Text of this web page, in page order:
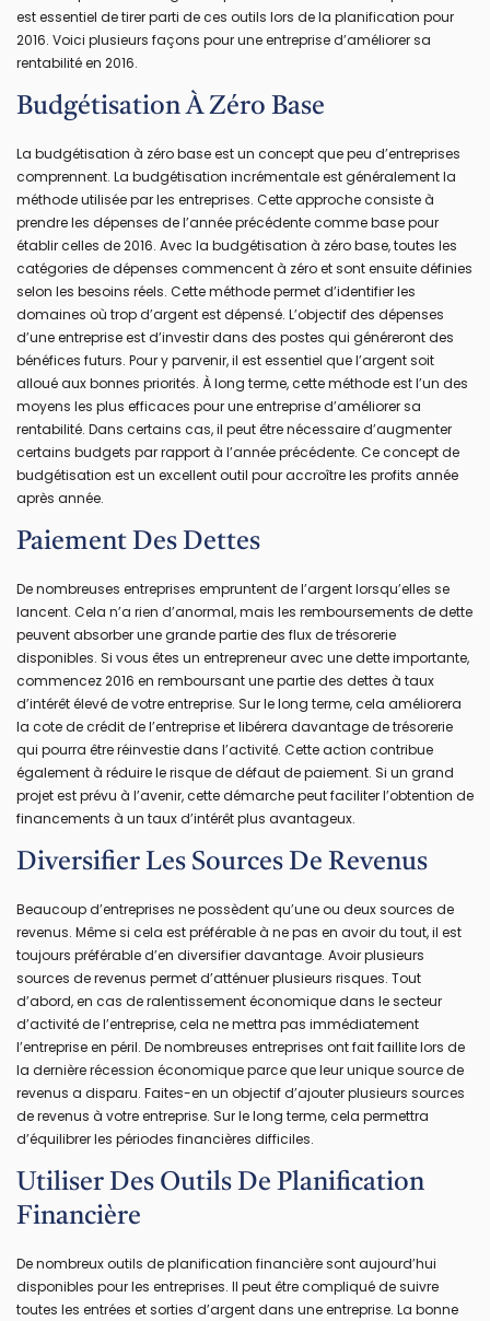
est essentiel de tirer parti de ces outils lors de la planification pour
2016. Voici plusieurs façons pour une entreprise d’améliorer sa
rentabilité en 2016.
Budgétisation À Zéro Base
La budgétisation à zéro base est un concept que peu d’entreprises
comprennent. La budgétisation incrémentale est généralement la
méthode utilisée par les entreprises. Cette approche consiste à
prendre les dépenses de l’année précédente comme base pour
établir celles de 2016. Avec la budgétisation à zéro base, toutes les
catégories de dépenses commencent à zéro et sont ensuite définies
selon les besoins réels. Cette méthode permet d’identifier les
domaines où trop d’argent est dépensé. L’objectif des dépenses
d’une entreprise est d’investir dans des postes qui généreront des
bénéfices futurs. Pour y parvenir, il est essentiel que l’argent soit
alloué aux bonnes priorités. À long terme, cette méthode est l’un des
moyens les plus efficaces pour une entreprise d’améliorer sa
rentabilité. Dans certains cas, il peut être nécessaire d’augmenter
certains budgets par rapport à l’année précédente. Ce concept de
budgétisation est un excellent outil pour accroître les profits année
après année.
Paiement Des Dettes
De nombreuses entreprises empruntent de l’argent lorsqu’elles se
lancent. Cela n’a rien d’anormal, mais les remboursements de dette
peuvent absorber une grande partie des flux de trésorerie
disponibles. Si vous êtes un entrepreneur avec une dette importante,
commencez 2016 en remboursant une partie des dettes à taux
d’intérêt élevé de votre entreprise. Sur le long terme, cela améliorera
la cote de crédit de l’entreprise et libérera davantage de trésorerie
qui pourra être réinvestie dans l’activité. Cette action contribue
également à réduire le risque de défaut de paiement. Si un grand
projet est prévu à l’avenir, cette démarche peut faciliter l’obtention de
financements à un taux d’intérêt plus avantageux.
Diversifier Les Sources De Revenus
Beaucoup d’entreprises ne possèdent qu’une ou deux sources de
revenus. Même si cela est préférable à ne pas en avoir du tout, il est
toujours préférable d’en diversifier davantage. Avoir plusieurs
sources de revenus permet d’atténuer plusieurs risques. Tout
d’abord, en cas de ralentissement économique dans le secteur
d’activité de l’entreprise, cela ne mettra pas immédiatement
l’entreprise en péril. De nombreuses entreprises ont fait faillite lors de
la dernière récession économique parce que leur unique source de
revenus a disparu. Faites-en un objectif d’ajouter plusieurs sources
de revenus à votre entreprise. Sur le long terme, cela permettra
d’équilibrer les périodes financières difficiles.
Utiliser Des Outils De Planification
Financière
De nombreux outils de planification financière sont aujourd’hui
disponibles pour les entreprises. Il peut être compliqué de suivre
toutes les entrées et sorties d’argent dans une entreprise. La bonne